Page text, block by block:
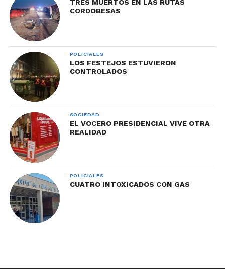
TRES MUERTOS EN LAS RUTAS
CORDOBESAS
POLICIALES
LOS FESTEJOS ESTUVIERON
CONTROLADOS
SOCIEDAD
EL VOCERO PRESIDENCIAL VIVE OTRA
REALIDAD
POLICIALES
CUATRO INTOXICADOS CON GAS